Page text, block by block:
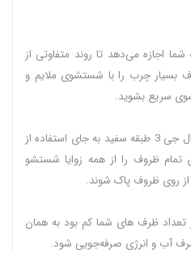
شما اجازه می‌دهد تا روند متفاوتی از
بسیار چرب را با شستشوی ملایم و
سریع بشوید.
این فناوری پیشرفته در ظرفشویی ال جی 3 طبقه سفید به جای استفاده از
تمام ظروف را از همه زوایا شستشو
روی ظروف پاک شوند.
تعداد ظرف های شما کم بود به همان
آب و انرژی صرفه‌جویی شود.